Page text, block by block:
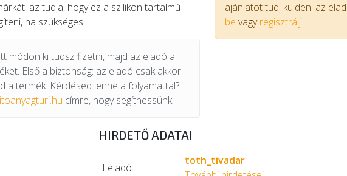
az tudja, hogy ez a szilikon tartalmú
ha szükséges!
módon ki tudsz fizetni, majd az eladó a
Első a biztonság: az eladó csak akkor
a termék. Kérdésed lenne a folyamattal?
címre, hogy segíthessünk.
ajánlatot tudj küldeni az
be vagyregisztrálj.
HIRDETŐ ADATAI
Feladó:
toth_tivadar